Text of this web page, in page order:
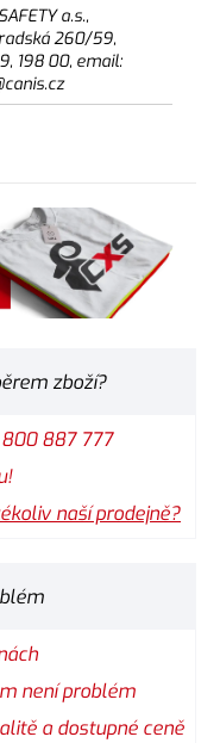
a.s.,
260/59,
198 00, email:
zboží?
887 777
naší prodejně?
není problém
a dostupné ceně